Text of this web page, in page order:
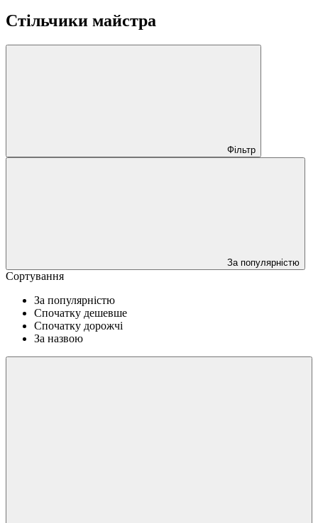
Стільчики майстра
Фільтр
За популярністю
Сортування
За популярністю
Спочатку дешевше
Спочатку дорожчі
За назвою